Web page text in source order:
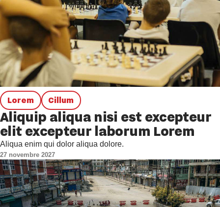
Lorem Cillum
Aliquip aliqua nisi est excepteur
elit excepteur laborum Lorem
Aliqua enim qui dolor aliqua dolore.
27 novembre 2027